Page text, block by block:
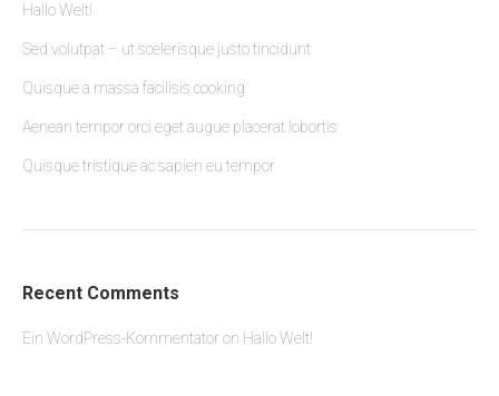
Hallo Welt!
Sed volutpat – ut scelerisque justo tincidunt
Quisque a massa facilisis cooking
Aenean tempor orci eget augue placerat lobortis
Quisque tristique ac sapien eu tempor
Recent Comments
Ein WordPress-Kommentatoron Hallo Welt!